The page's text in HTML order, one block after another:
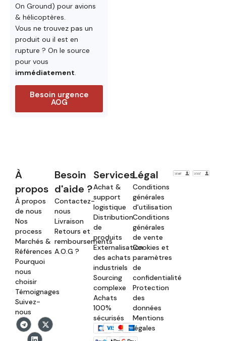
On Ground) pour avions
& hélicoptères.
Vous ne trouvez pas un
produit ou il est en
rupture ? On le source
pour vous
immédiatement.
Besoin urgence
AOG
À
propos
À propos
de nous
Nos
process
Marchés &
Références
Pourquoi
nous
choisir
Témoignages
Suivez-
nous
Besoin
d'aide ?
Contactez-
nous
Livraison
Retours et
remboursements
A.O.G ?
Services
Achat &
support
logistique
Distribution
de
produits
Externalisation
des achats
industriels
Sourcing
complexe
Achats
100%
sécurisés
Légal
Conditions
générales
d'utilisation
Conditions
générales
de vente
Cookies et
paramètres
de
confidentialité
Protection
des
données
Mentions
légales